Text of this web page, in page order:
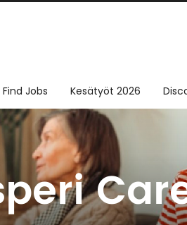
Find Jobs Kesätyöt 2026